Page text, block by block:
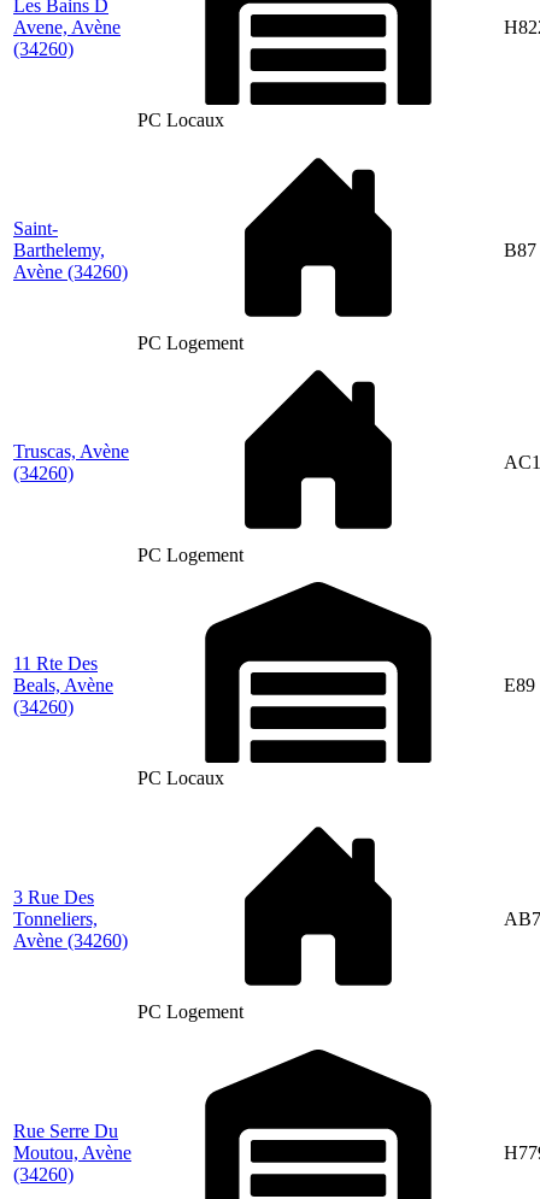
Les Bains D
Avene, Avène
(34260)
PC Locaux
Saint-
Barthelemy,
Avène (34260)
PC Logement
B87
Truscas, Avène
(34260)
PC Logement
11 Rte Des
Beals, Avène
(34260)
PC Locaux
E89
3 Rue Des
Tonneliers,
Avène (34260)
PC Logement
Rue Serre Du
Moutou, Avène
(34260)